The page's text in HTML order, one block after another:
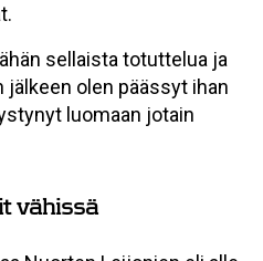
sellaista totuttelua ja
olen päässyt ihan
luomaan jotain
vähissä